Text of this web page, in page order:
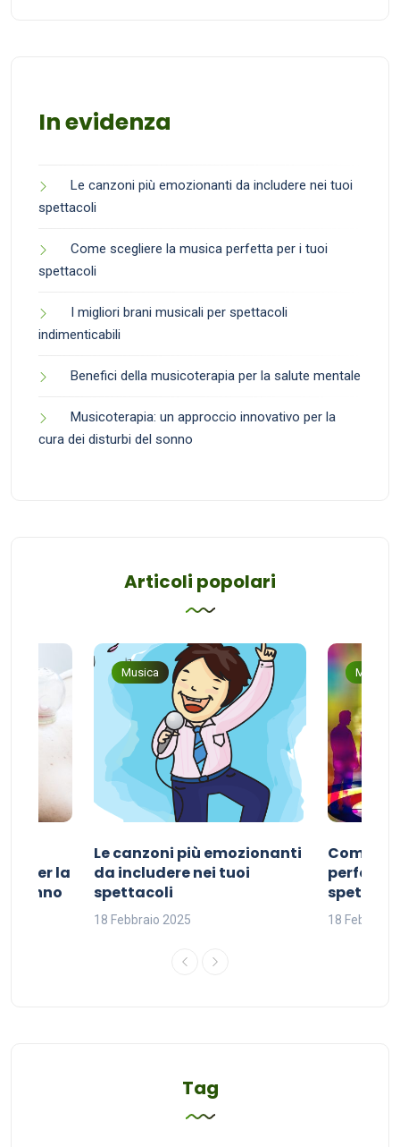
In evidenza
Le canzoni più emozionanti da includere nei tuoi
spettacoli
Come scegliere la musica perfetta per i tuoi
spettacoli
I migliori brani musicali per spettacoli
indimenticabili
Benefici della musicoterapia per la salute mentale
Musicoterapia: un approccio innovativo per la
cura dei disturbi del sonno
Articoli popolari
per la
sonno
Musica
Le canzoni più emozionanti
da includere nei tuoi
spettacoli
18 Febbraio 2025
Musica
Come
perfetta
18 Febbraio
Tag